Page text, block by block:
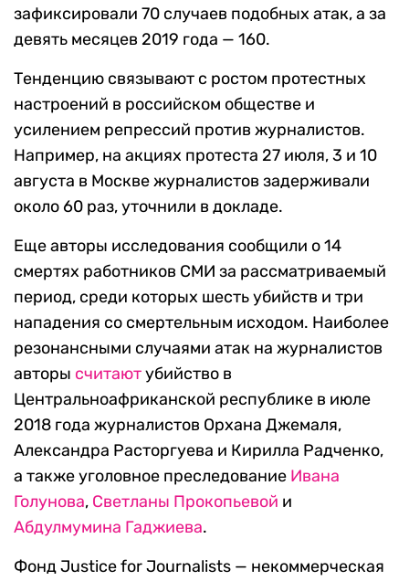
зафиксировали 70 случаев подобных атак, а за
девять месяцев 2019 года — 160.
Тенденцию связывают с ростом протестных
настроений в российском обществе и
усилением репрессий против журналистов.
Например, на акциях протеста 27 июля, 3 и 10
августа в Москве журналистов задерживали
около 60 раз, уточнили в докладе.
Еще авторы исследования сообщили о 14
смертях работников СМИ за рассматриваемый
период, среди которых шесть убийств и три
нападения со смертельным исходом. Наиболее
резонансными случаями атак на журналистов
авторы считаютубийство в
Центральноафриканской республике в июле
2018 года журналистов Орхана Джемаля,
Александра Расторгуева и Кирилла Радченко,
а также уголовное преследование Ивана
Голунова, Светланы Прокопьевой и
Абдулмумина Гаджиева.
Фонд Justice for Journalists — некоммерческая